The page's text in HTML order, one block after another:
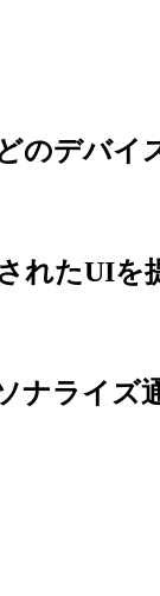
のデバイ
れたUIを
ライズ